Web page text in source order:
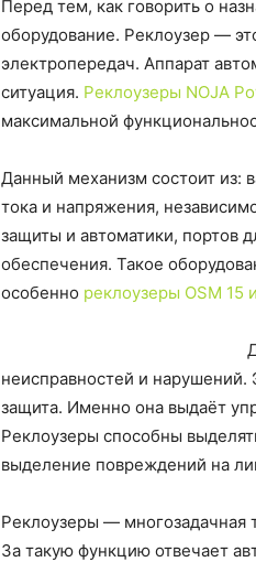
Перед тем, как говорить о
оборудование. Реклоузер —
электропередач. Аппарат
ситуация. Реклоузеры NOJA
максимальной
Данный механизм состоит из:
тока и напряжения,
защиты и автоматики, портов
обеспечения. Такое
особенно реклоузеры OSM 15
неисправностей и
защита. Именно она выдаёт
Реклоузеры способны
выделение повреждений на
Реклоузеры — многозадачная
За такую функцию отвечает